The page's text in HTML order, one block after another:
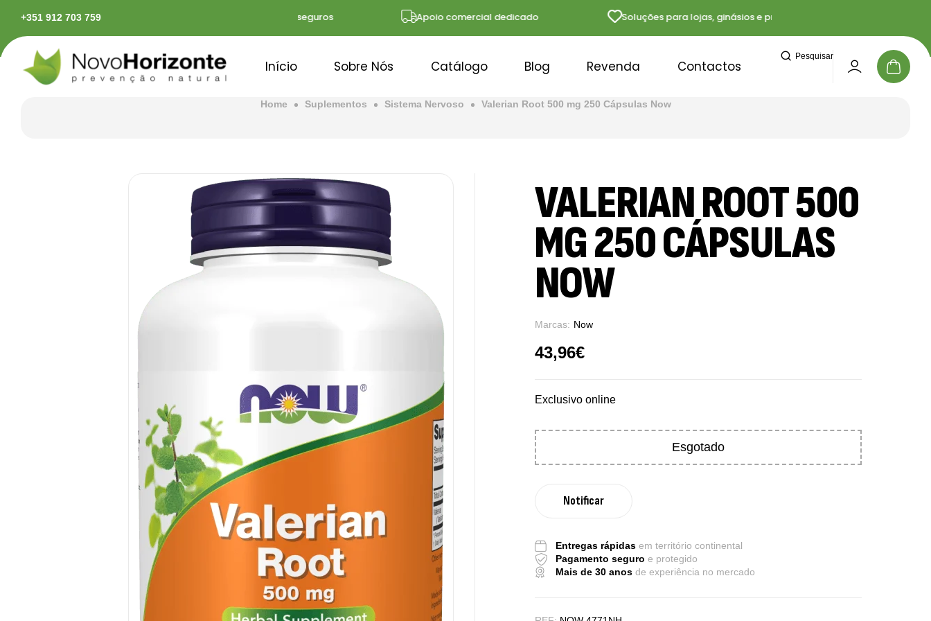
+351 912 703 759
em território continental Pagamentos seguros Apoio comercial dedicado Soluções para lojas, ginásios e profissionais
Início Sobre Nós Catálogo Blog Revenda Contactos
Pesquisar
Home Suplementos Sistema Nervoso Valerian Root 500 mg 250 Cápsulas Now
VALERIAN ROOT 500
MG 250 CÁPSULAS
NOW
Marcas: Now
43,96€
Exclusivo online
Esgotado
Entregas rápidasem território continental
Pagamento seguro e protegido
Mais de 30 anosde experiência no mercado
Pure Electrolytes 270 G Ostrovit
Desporto, Suplementos